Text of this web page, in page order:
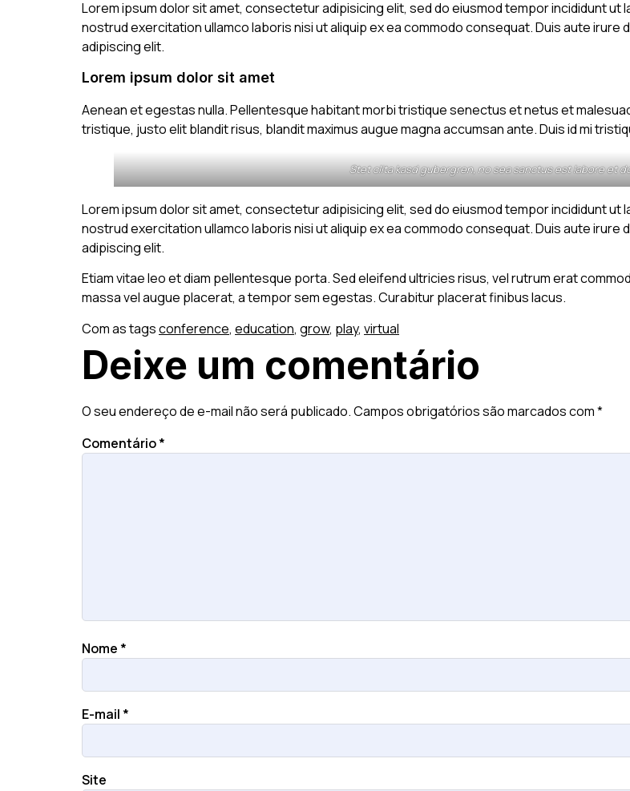
Lorem ipsum dolor sit amet, consectetur adipisicing elit, sed do eiusmod tempor incididunt ut
nostrud exercitation ullamco laboris nisi ut aliquip ex ea commodo consequat. Duis aute
adipiscing elit.
Lorem ipsum dolor sit amet
Aenean et egestas nulla. Pellentesque habitant morbi tristique senectus et netus et
tristique, justo elit blandit risus, blandit maximus augue magna accumsan ante. Duis id mi
Stet clita kasd gubergren, no sea sanctus est labore et
Lorem ipsum dolor sit amet, consectetur adipisicing elit, sed do eiusmod tempor incididunt ut
nostrud exercitation ullamco laboris nisi ut aliquip ex ea commodo consequat. Duis aute
adipiscing elit.
Etiam vitae leo et diam pellentesque porta. Sed eleifend ultricies risus, vel rutrum erat
massa vel augue placerat, a tempor sem egestas. Curabitur placerat finibus lacus.
Com as tagsconference, education, grow, play, virtual
Deixe um comentário
O seu endereço de e-mail não será publicado.Campos obrigatórios são marcados com*
Comentário*
Nome *
E-mail *
Site